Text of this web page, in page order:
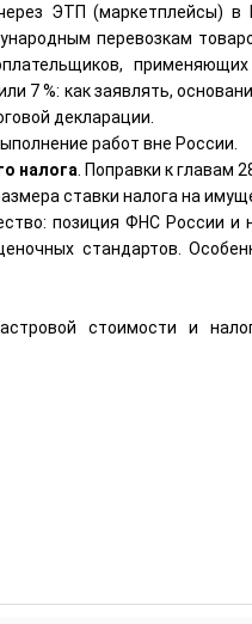
ЭТП (маркетплейсы) в
перевозкам
7 %: как заявлять,
декларации.
работ вне России.
налога . Поправки к главам
ставки налога на
позиция ФНС России и
стандартов.
стоимости и